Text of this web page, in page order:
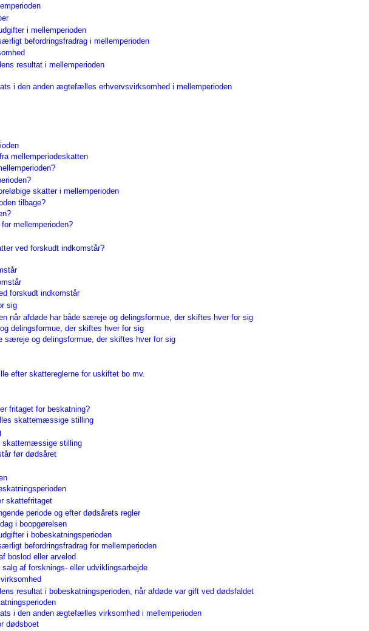
i mellemperioden
befordringsfradrag i mellemperioden
resultat i mellemperioden
i den anden ægtefælles erhvervsvirksomhed i mellemperioden
mellemperiodeskatten
skatter i mellemperioden
tilbage?
mellemperioden?
ved forskudt indkomstår?
forskudt indkomstår
sig
når afdøde har både særeje og delingsformue, der skiftes hver for sig
delingsformue, der skiftes hver for sig
særeje og delingsformue, der skiftes hver for sig
efter skattereglerne for uskiftet bo mv.
fritaget for beskatning?
skattemæssige stilling
stilling
før dødsåret
skattefritaget
periode og efter dødsårets regler
i boopgørelsen
i bobeskatningsperioden
befordringsfradrag for mellemperioden
boslod eller arvelod
af forsknings- eller udviklingsarbejde
resultat i bobeskatningsperioden, når afdøde var gift ved dødsfaldet
i den anden ægtefælles virksomhed i mellemperioden
dødsboet